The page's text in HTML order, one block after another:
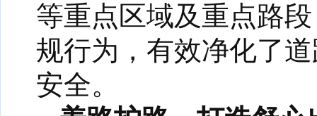
等重点区域及重点路
规行为，有效净化了
安全。